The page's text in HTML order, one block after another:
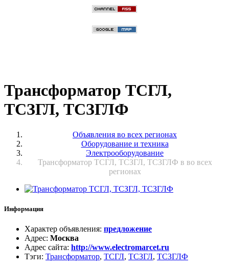
Трансформатор ТСГЛ,
ТСЗГЛ, ТСЗГЛФ
Объявления во всех регионах
Оборудование и техника
Электрооборудование
Трансформатор ТСГЛ, ТСЗГЛ, ТСЗГЛФ в во всех
регионах
Информация
Характер объявления: предложение
Адрес: Москва
Адрес сайта: http://www.electromarcet.ru
Тэги: Трансформатор, ТСГЛ, ТСЗГЛ, ТСЗГЛФ